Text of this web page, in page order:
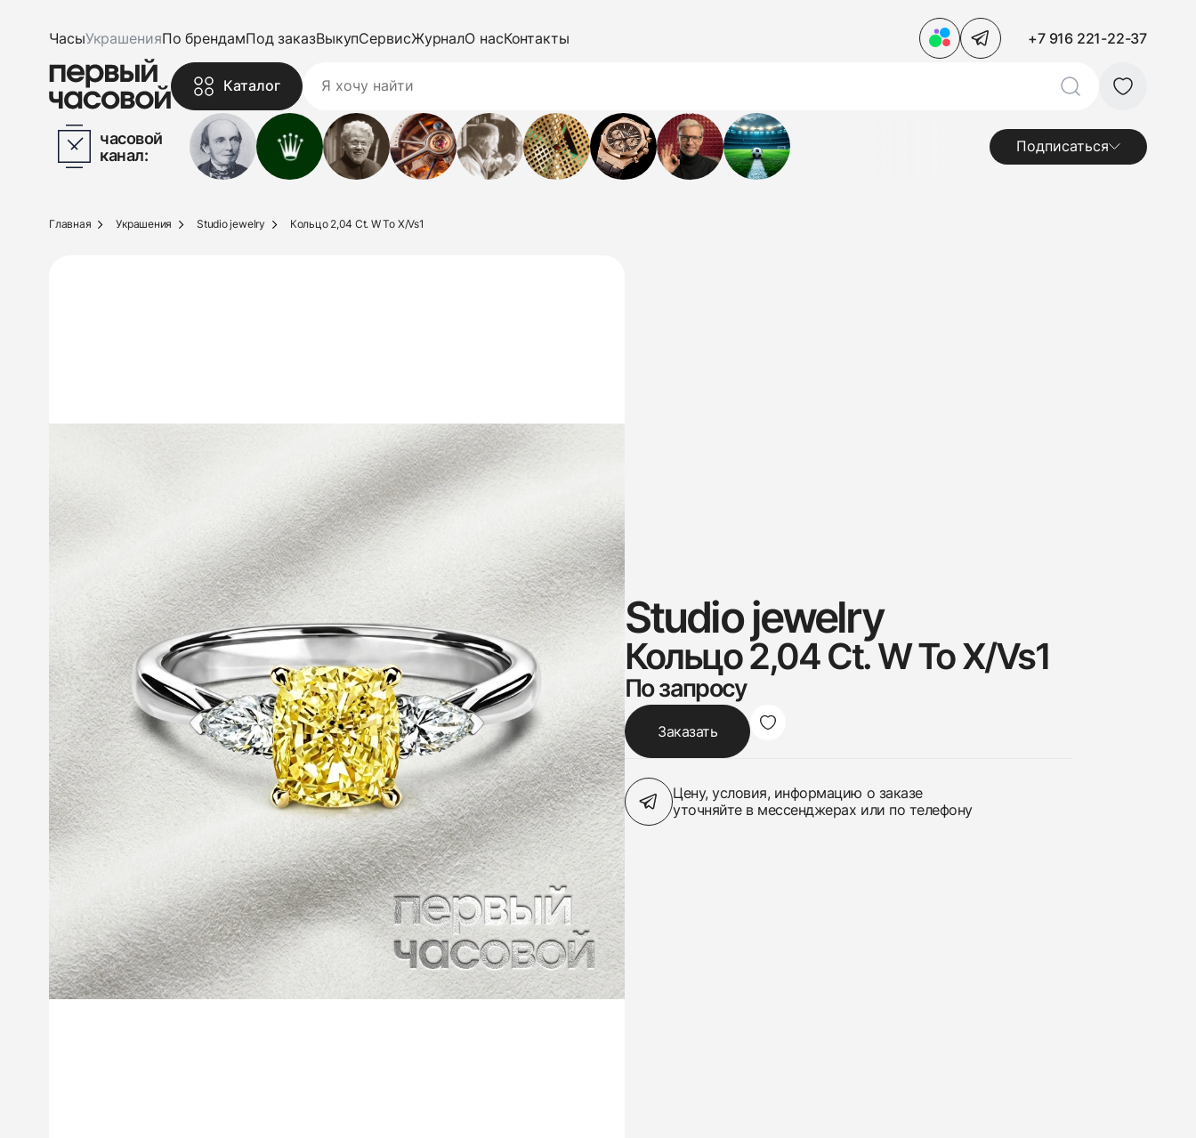
ЧасыУкрашенияПо брендамПод заказВыкупСервисЖурналО насКонтакты +7 916 221-22-37
Каталог
часовой
канал:
Подписаться
Главная Украшения Studio jewelry Кольцо 2,04 Ct. W To X/Vs1
Studio jewelry
Кольцо 2,04 Ct. W To X/Vs1
По запросу
Заказать
Цену, условия, информацию о заказе
уточняйте в мессенджерах или по телефону